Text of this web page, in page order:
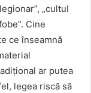
„cultul
Cine
ce înseamnă
ar putea
legea riscă să